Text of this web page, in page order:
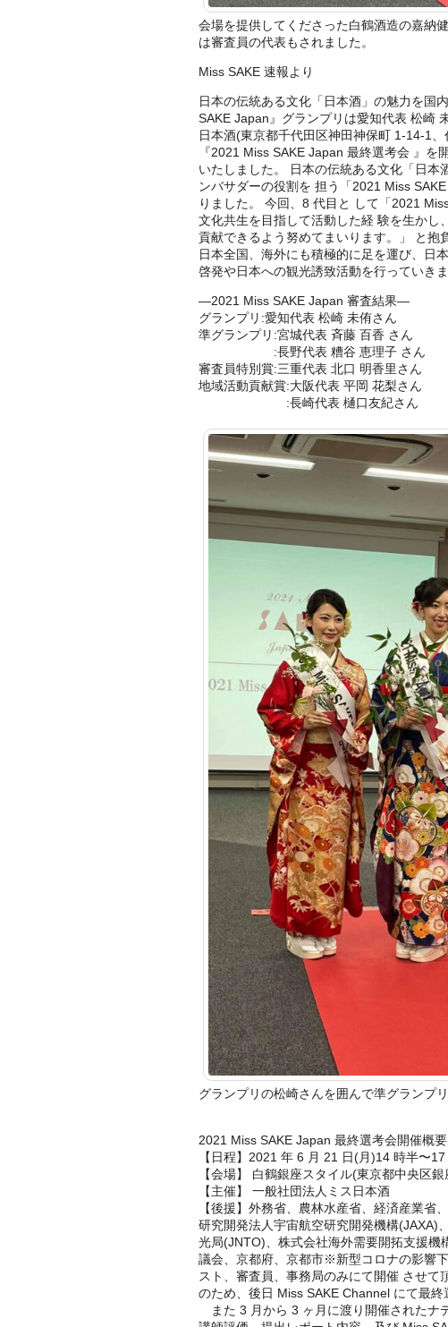
会場を提供してくださった白鶴酒造の嘉納
は審査員の代表もされました。
Miss SAKE 速報より
日本の伝統ある文化「日本酒」の魅力を国
SAKE Japan』グランプリは愛知代表 松崎
日本酒(東京都千代田区神田神保町 1-14-1
『2021 Miss SAKE Japan 最終選考会 』
いたしました。 日本の伝統ある文化「日本
ンバサダーの役割を 担う「2021 Miss
りました。 今回、8 代目と して「2021
文化共生を目指して活動した経 験を生かし
貢献できるよう努めてまいります。」 と抱
日本全国、海外にも積極的に足を運び、日
啓発や日本への観光誘致活動を行っていき
―2021 Miss SAKE Japan 審査結果―
グランプリ:愛知代表 松崎 未侑さん
準グランプリ:宮城代表 ⻫藤 百香
:⻑野代表 糟谷 恵理子 さん
審査員特別賞:三重代表 北口 明香里さん
地域活動貢献賞:大阪代表 平岡 花梨
:長崎代表 樋口友紀さん
グランプリの松崎さんを囲んで準グランプ
2021 Miss SAKE Japan 最終選考会開催概要
【日程】2021 年 6 月 21 日(月)14 時半〜
【会場】 白鶴銀座スタイル(東京都中央区
【主催】 一般社団法人ミス日本酒
【後援】外務省、農林水産省、経済産業省
研究開発法人宇宙航空研究開発機構(JAXA)
光局(JNTO)、株式会社海外需要開拓支援機
議会、京都府、京都市※新型コロナの影響
スト、審査員、事務局のみにて開催 させ
のため、後日 Miss SAKE Channel にて最
また 3 月から 3 ヶ月に渡り開催されたナ